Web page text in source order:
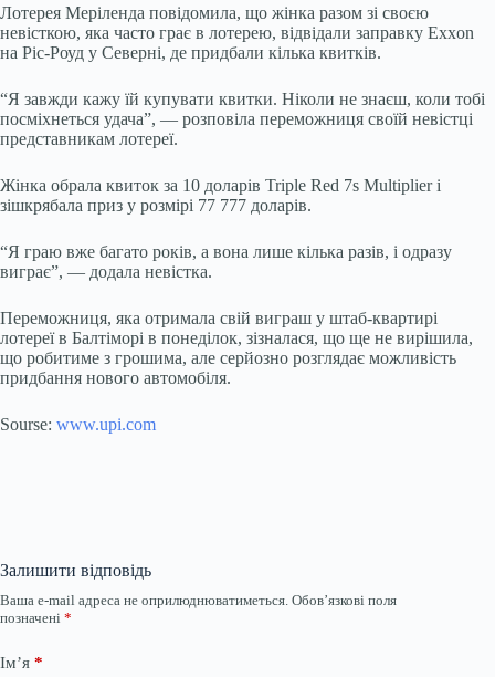
Лотерея Меріленда повідомила, що жінка разом зі своєю
невісткою, яка часто грає в лотерею, відвідали заправку Exxon
на Ріс-Роуд у Северні, де придбали кілька квитків.
“Я завжди кажу їй купувати квитки. Ніколи не знаєш, коли тобі
посміхнеться удача”, — розповіла переможниця своїй невістці
представникам лотереї.
Жінка обрала квиток за 10 доларів Triple Red 7s Multiplier і
зішкрябала приз у розмірі 77 777 доларів.
“Я граю вже багато років, а вона лише кілька разів, і одразу
виграє”, — додала невістка.
Переможниця, яка отримала свій виграш у штаб-квартирі
лотереї в Балтіморі в понеділок, зізналася, що ще не вирішила,
що робитиме з грошима, але серйозно розглядає можливість
придбання нового автомобіля.
Sourse: www.upi.com
Залишити відповідь
Ваша e-mail адреса не оприлюднюватиметься. Обов’язкові поля
позначені *
Ім’я *